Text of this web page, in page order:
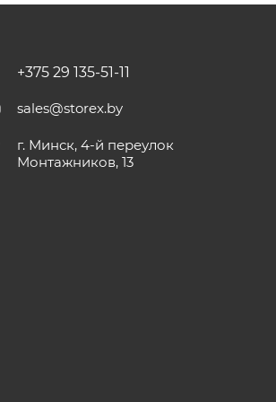
+375 29 135-51-11
sales@storex.by
г. Минск, 4-й переулок
Монтажников, 13